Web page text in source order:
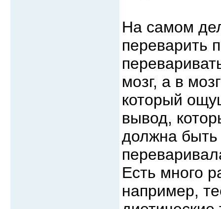
На самом
переварить
мозг, а в
который
вывод,
должна
Есть много
например,